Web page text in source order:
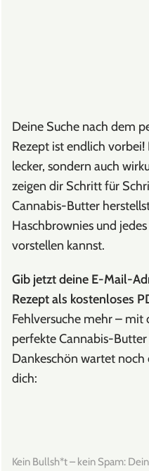
Deine Suche nach dem
Rezept ist endlich
lecker, sondern auch
zeigen dir Schritt für
Cannabis-Butter
Haschbrownies und
vorstellen kannst.
Gib jetzt deine E-Mail-
Rezept als kostenloses
Fehlversuche mehr – mit
perfekte Cannabis-Butter
Dankeschön wartet
dich:
Kein Bullsh*t – kein Spam: